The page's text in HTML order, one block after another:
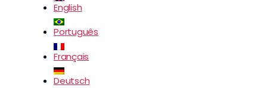
English
Português
Français
Deutsch